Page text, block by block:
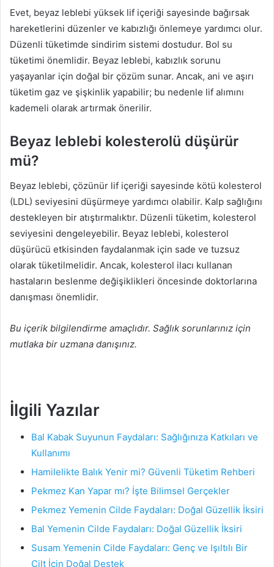
Evet, beyaz leblebi yüksek lif içeriği sayesinde bağırsak
hareketlerini düzenler ve kabızlığı önlemeye yardımcı olur.
Düzenli tüketimde sindirim sistemi dostudur. Bol su
tüketimi önemlidir. Beyaz leblebi, kabızlık sorunu
yaşayanlar için doğal bir çözüm sunar. Ancak, ani ve aşırı
tüketim gaz ve şişkinlik yapabilir; bu nedenle lif alımını
kademeli olarak artırmak önerilir.
Beyaz leblebi kolesterolü düşürür
mü?
Beyaz leblebi, çözünür lif içeriği sayesinde kötü kolesterol
(LDL) seviyesini düşürmeye yardımcı olabilir. Kalp sağlığını
destekleyen bir atıştırmalıktır. Düzenli tüketim, kolesterol
seviyesini dengeleyebilir. Beyaz leblebi, kolesterol
düşürücü etkisinden faydalanmak için sade ve tuzsuz
olarak tüketilmelidir. Ancak, kolesterol ilacı kullanan
hastaların beslenme değişiklikleri öncesinde doktorlarına
danışması önemlidir.
Bu içerik bilgilendirme amaçlıdır. Sağlık sorunlarınız için
mutlaka bir uzmana danışınız.
İlgili Yazılar
Bal Kabak Suyunun Faydaları: Sağlığınıza Katkıları ve
Kullanımı
Hamilelikte Balık Yenir mi? Güvenli Tüketim Rehberi
Pekmez Kan Yapar mı? İşte Bilimsel Gerçekler
Pekmez Yemenin Cilde Faydaları: Doğal Güzellik İksiri
Bal Yemenin Cilde Faydaları: Doğal Güzellik İksiri
Susam Yemenin Cilde Faydaları: Genç ve Işıltılı Bir
Cilt İçin Doğal Destek